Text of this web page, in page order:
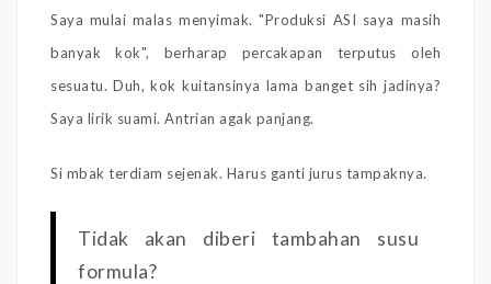
Saya mulai malas menyimak. "Produksi ASI saya masih
banyak kok", berharap percakapan terputus oleh
sesuatu. Duh, kok kuitansinya lama banget sih jadinya?
Saya lirik suami. Antrian agak panjang.
Si mbak terdiam sejenak. Harus ganti jurus tampaknya.
Tidak akan diberi tambahan susu
formula?